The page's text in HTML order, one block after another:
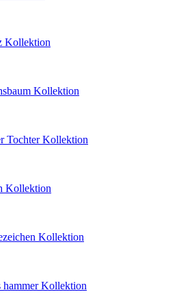
Kollektion
Kollektion
Tochter Kollektion
Kollektion
Kollektion
hammer Kollektion